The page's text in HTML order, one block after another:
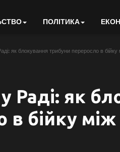
ПОЛІТИКА
як блокування трибуни переросло в
Раді: як
в бійку між